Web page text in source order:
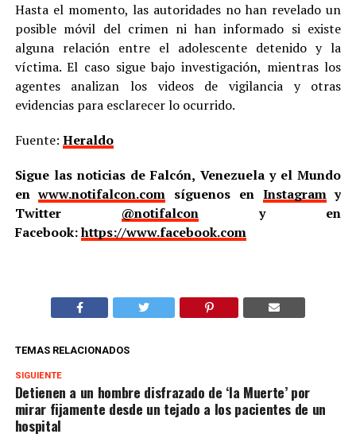
Hasta el momento, las autoridades no han revelado un
posible móvil del crimen ni han informado si existe
alguna relación entre el adolescente detenido y la
víctima. El caso sigue bajo investigación, mientras los
agentes analizan los videos de vigilancia y otras
evidencias para esclarecer lo ocurrido.
Fuente: Heraldo
Sigue las noticias de Falcón, Venezuela y el Mundo
enwww.notifalcon.com síguenos en Instagramy
Twitter @notifalcony en
Facebook:https://www.facebook.com
TEMAS RELACIONADOS
SIGUIENTE
Detienen a un hombre disfrazado de ‘la Muerte’ por
mirar fijamente desde un tejado a los pacientes de un
hospital